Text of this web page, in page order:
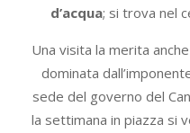
d’acqua; si trova nel
Una visita la merita
dominata
sede del governo del
la settimana in piazza si